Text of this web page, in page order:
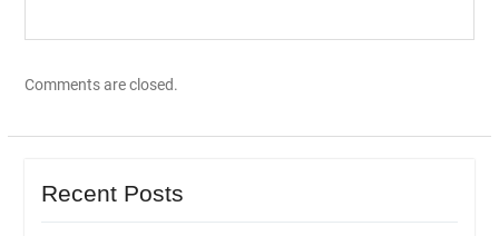
Comments are closed.
Recent Posts